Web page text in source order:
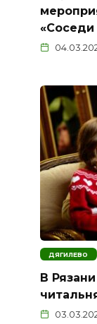
«Соседи
ДЯГИЛЕВО
В